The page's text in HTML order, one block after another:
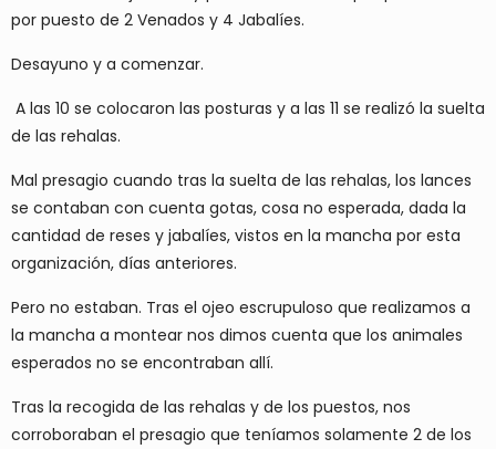
por puesto de 2 Venados y 4 Jabalíes.
Desayuno y a comenzar.
A las 10 se colocaron las posturas y a las 11 se realizó la suelta
de las rehalas.
Mal presagio cuando tras la suelta de las rehalas, los lances
se contaban con cuenta gotas, cosa no esperada, dada la
cantidad de reses y jabalíes, vistos en la mancha por esta
organización, días anteriores.
Pero no estaban. Tras el ojeo escrupuloso que realizamos a
la mancha a montear nos dimos cuenta que los animales
esperados no se encontraban allí.
Tras la recogida de las rehalas y de los puestos, nos
corroboraban el presagio que teníamos solamente 2 de los